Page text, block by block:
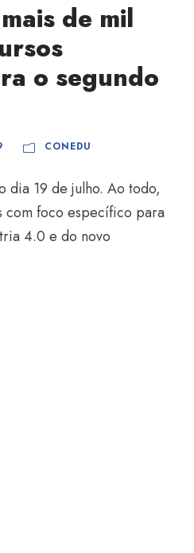
de mil
o segundo
CONEDU
dia 19 de julho. Ao todo,
com foco específico para
4.0 e do novo